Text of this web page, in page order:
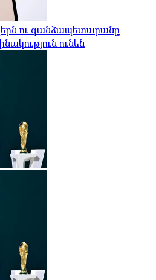
ու գանձապետարանը
ունեն